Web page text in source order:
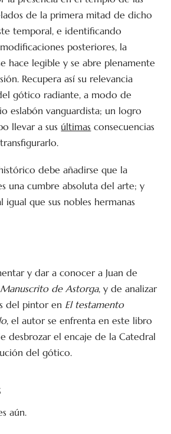
de la primera mitad de dicho
temporal, e identificando
posteriores, la
hace legible y se abre plenamente
Recupera así su relevancia
gótico radiante, a modo de
eslabón vanguardista; un logro
llevar a sus últimas consecuencias
debe añadirse que la
una cumbre absoluta del arte; y
igual que sus nobles hermanas
y dar a conocer a Juan de
Manuscrito de Astorga, y de analizar
del pintor en El testamento
, el autor se enfrenta en este libro
desbrozar el encaje de la Catedral
del gótico.
aún.